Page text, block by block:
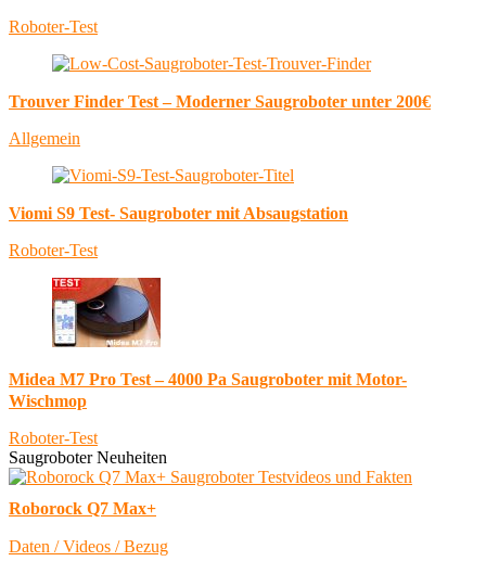
Roboter-Test
Trouver Finder Test – Moderner Saugroboter unter 200€
Allgemein
Viomi S9 Test- Saugroboter mit Absaugstation
Roboter-Test
Midea M7 Pro Test – 4000 Pa Saugroboter mit Motor-
Wischmop
Roboter-Test
Saugroboter Neuheiten
Roborock Q7 Max+
Daten / Videos / Bezug